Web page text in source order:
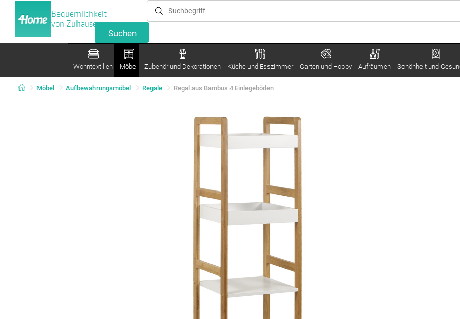
Bequemlichkeit
von Zuhause
Wohntextilien Möbel Zubehör und Dekorationen Küche und Esszimmer Garten und Hobby Aufräumen Schönheit und
Möbel Aufbewahrungsmöbel Regale Regal aus Bambus 4 Einlegeböden